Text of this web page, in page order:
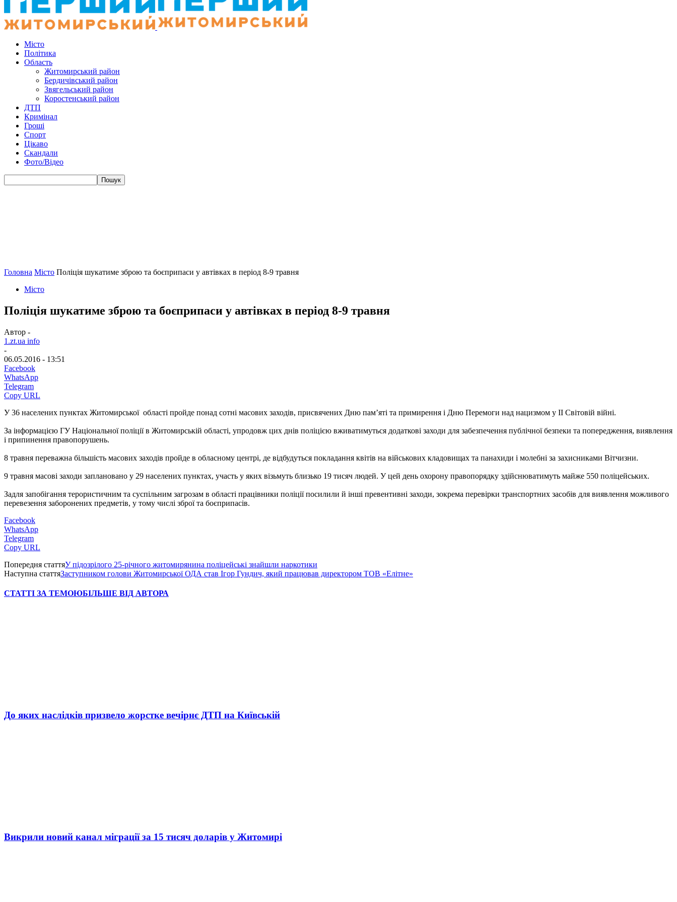
Місто
Політика
Область
Житомирський район
Бердичівський район
Звягельський район
Коростенський район
ДТП
Кримінал
Гроші
Спорт
Цікаво
Скандали
Фото/Відео
Головна Місто Поліція шукатиме зброю та боєприпаси у автівках в період 8-9 травня
Місто
Поліція шукатиме зброю та боєприпаси у автівках в період 8-9 травня
Автор -
1.zt.ua info
-
06.05.2016 - 13:51
Facebook
WhatsApp
Telegram
Copy URL
У 36 населених пунктах Житомирської області пройде понад сотні масових заходів, присвячених Дню пам’яті та примирення і Дню Перемоги над нацизмом у ІІ Світовій війні.
За інформацією ГУ Національної поліції в Житомирській області, упродовж цих днів поліцією вживатимуться додаткові заходи для забезпечення публічної безпеки та попередження, виявлення
і припинення правопорушень.
8 травня переважна більшість масових заходів пройде в обласному центрі, де відбудуться покладання квітів на військових кладовищах та панахиди і молебні за захисниками Вітчизни.
9 травня масові заходи заплановано у 29 населених пунктах, участь у яких візьмуть близько 19 тисяч людей. У цей день охорону правопорядку здійснюватимуть майже 550 поліцейських.
Задля запобігання терористичним та суспільним загрозам в області працівники поліції посилили й інші превентивні заходи, зокрема перевірки транспортних засобів для виявлення можливого
перевезення заборонених предметів, у тому числі зброї та боєприпасів.
Facebook
WhatsApp
Telegram
Copy URL
Попередня статтяУ підозрілого 25-річного житомирянина поліцейські знайшли наркотики
Наступна статтяЗаступником голови Житомирської ОДА став Ігор Гундич, який працював директором ТОВ «Елітне»
СТАТТІ ЗА ТЕМОЮБІЛЬШЕ ВІД АВТОРА
До яких наслідків призвело жорстке вечірнє ДТП на Київській
Викрили новий канал міграції за 15 тисяч доларів у Житомирі